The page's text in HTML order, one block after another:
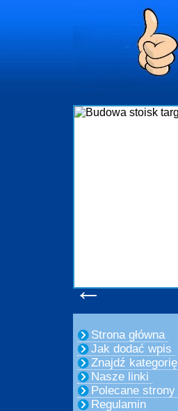
←
Strona główna
Jak dodać wpis
Znajdź kategorię
Nasze linki
Polecane strony
Regulamin